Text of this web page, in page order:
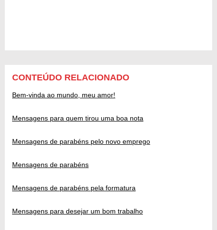
CONTEÚDO RELACIONADO
Bem-vinda ao mundo, meu amor!
Mensagens para quem tirou uma boa nota
Mensagens de parabéns pelo novo emprego
Mensagens de parabéns
Mensagens de parabéns pela formatura
Mensagens para desejar um bom trabalho